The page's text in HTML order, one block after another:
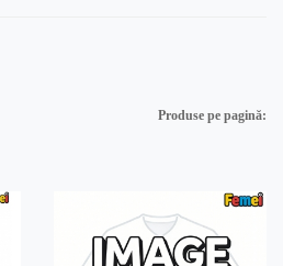
Produse pe pagină: